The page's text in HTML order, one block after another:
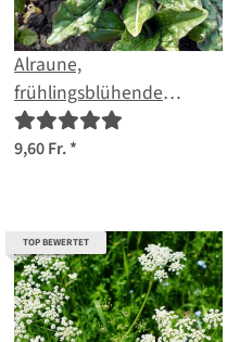
Alraune,
frühlingsblühende
(Mandragora officinarum)
Samen
9,60 Fr.*
TOP BEWERTET